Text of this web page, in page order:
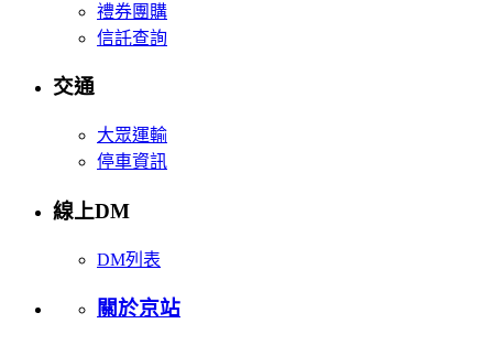
禮券團購
信託查詢
交通
大眾運輸
停車資訊
線上DM
DM列表
關於京站